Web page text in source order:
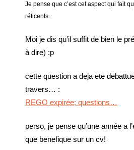
Je pense que c’est cet aspect qui fait
réticents.
Moi je dis qu’il suffit de bien le
à dire) :p
cette question a deja ete
travers… :
REGO expirée; questions…
perso, je pense qu’une année a
que benefique sur un cv!